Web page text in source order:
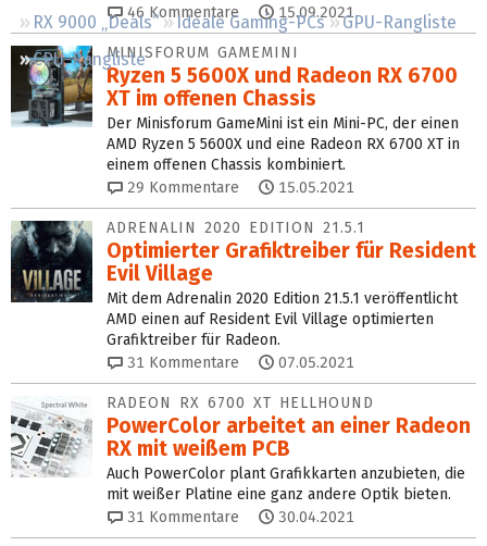
RX 9000 „Deals“
Ideale Gaming-PCs
GPU-Rangliste
CPU-Rangliste
46 Kommentare 15.09.2021
MINISFORUM GAMEMINI
Ryzen 5 5600X und Radeon RX 6700
XT im offenen Chassis
Der Minisforum GameMini ist ein Mini-PC, der einen
AMD Ryzen 5 5600X und eine Radeon RX 6700 XT in
einem offenen Chassis kombiniert.
29 Kommentare 15.05.2021
ADRENALIN 2020 EDITION 21.5.1
Optimierter Grafiktreiber für Resident
Evil Village
Mit dem Adrenalin 2020 Edition 21.5.1 veröffentlicht
AMD einen auf Resident Evil Village optimierten
Grafiktreiber für Radeon.
31 Kommentare 07.05.2021
RADEON RX 6700 XT HELLHOUND
PowerColor arbeitet an einer Radeon
RX mit weißem PCB
Auch PowerColor plant Grafikkarten anzubieten, die
mit weißer Platine eine ganz andere Optik bieten.
31 Kommentare 30.04.2021